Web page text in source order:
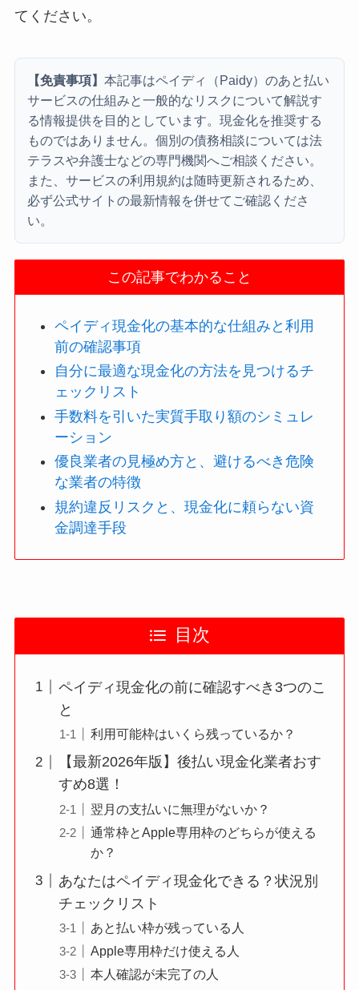
てください。
【免責事項】 本記事はペイディ（Paidy）のあと払い
サービスの仕組みと一般的なリスクについて解説す
る情報提供を目的としています。現金化を推奨する
ものではありません。個別の債務相談については法
テラスや弁護士などの専門機関へご相談ください。
また、サービスの利用規約は随時更新されるため、
必ず公式サイトの最新情報を併せてご確認くださ
い。
この記事でわかること
ペイディ現金化の基本的な仕組みと利用
前の確認事項
自分に最適な現金化の方法を見つけるチ
ェックリスト
手数料を引いた実質手取り額のシミュレ
ーション
優良業者の見極め方と、避けるべき危険
な業者の特徴
規約違反リスクと、現金化に頼らない資
金調達手段
目次
ペイディ現金化の前に確認すべき3つのこ
と
利用可能枠はいくら残っているか？
【最新2026年版】後払い現金化業者おす
すめ8選！
翌月の支払いに無理がないか？
通常枠とApple専用枠のどちらが使える
か？
あなたはペイディ現金化できる？状況別
チェックリスト
あと払い枠が残っている人
Apple専用枠だけ使える人
本人確認が未完了の人